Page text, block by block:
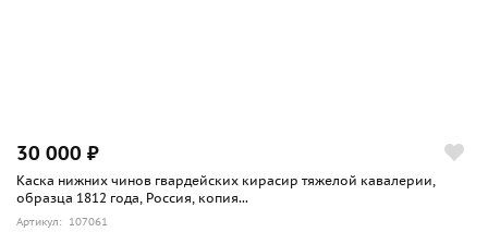
30 000 ₽
Каска нижних чинов гвардейских кирасир тяжелой кавалерии,
образца 1812 года, Россия, копия...
Артикул: 107061